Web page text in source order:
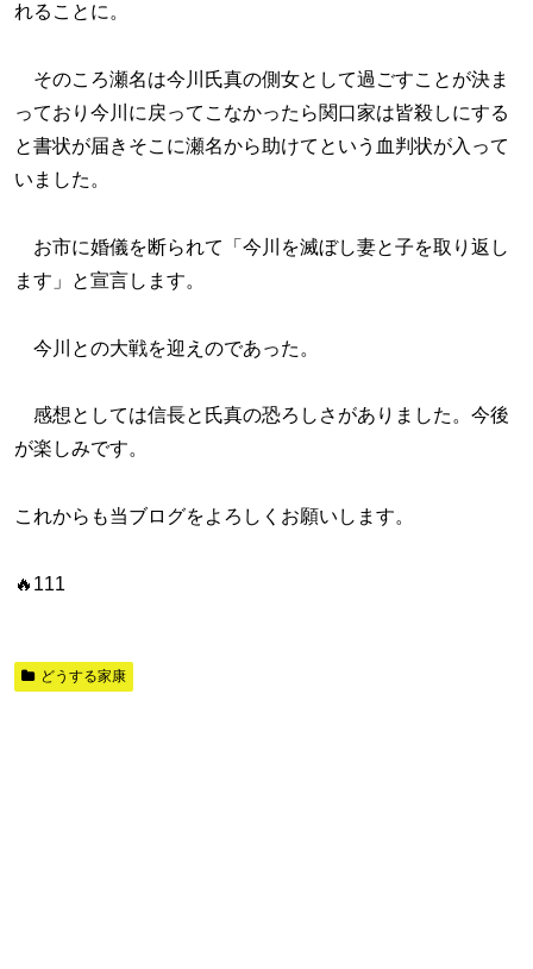
れることに。
そのころ瀬名は今川氏真の側女として過ごすことが決ま
っており今川に戻ってこなかったら関口家は皆殺しにする
と書状が届きそこに瀬名から助けてという血判状が入って
いました。
お市に婚儀を断られて「今川を滅ぼし妻と子を取り返し
ます」と宣言します。
今川との大戦を迎えのであった。
感想としては信長と氏真の恐ろしさがありました。今後
が楽しみです。
これからも当ブログをよろしくお願いします。
🔥111
どうする家康